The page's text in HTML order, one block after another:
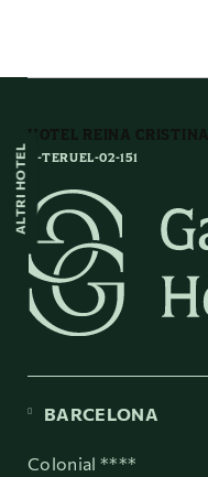
HOTEL REINA CRISTINA
H-TERUEL-02-151
BARCELONA
Colonial ****
ALTRI HOTEL